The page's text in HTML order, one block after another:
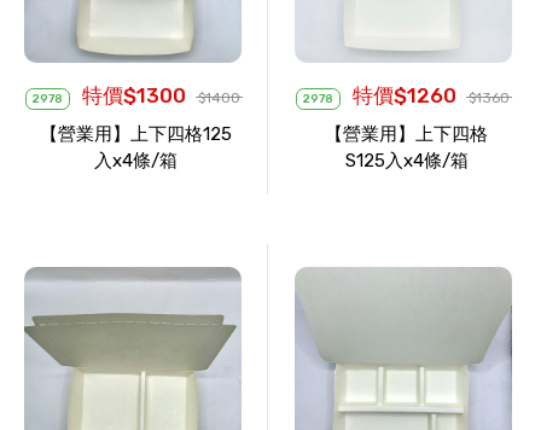
2978 特價$1300 $1400
【營業用】上下四格125
入x4條/箱
2978 特價$1260 $1360
【營業用】上下四格
S125入x4條/箱